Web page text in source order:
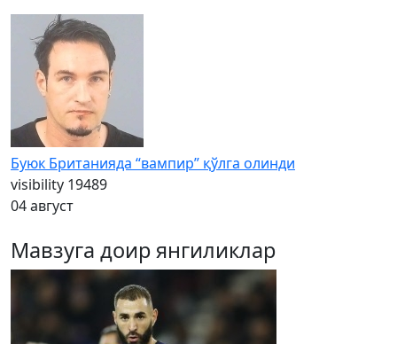
Буюк Британияда “вампир” қўлга олинди
visibility 19489
04 август
Мавзуга доир янгиликлар